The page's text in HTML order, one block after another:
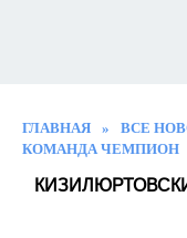
ГЛАВНАЯ » ВСЕ
КОМАНДА ЧЕМПИОН